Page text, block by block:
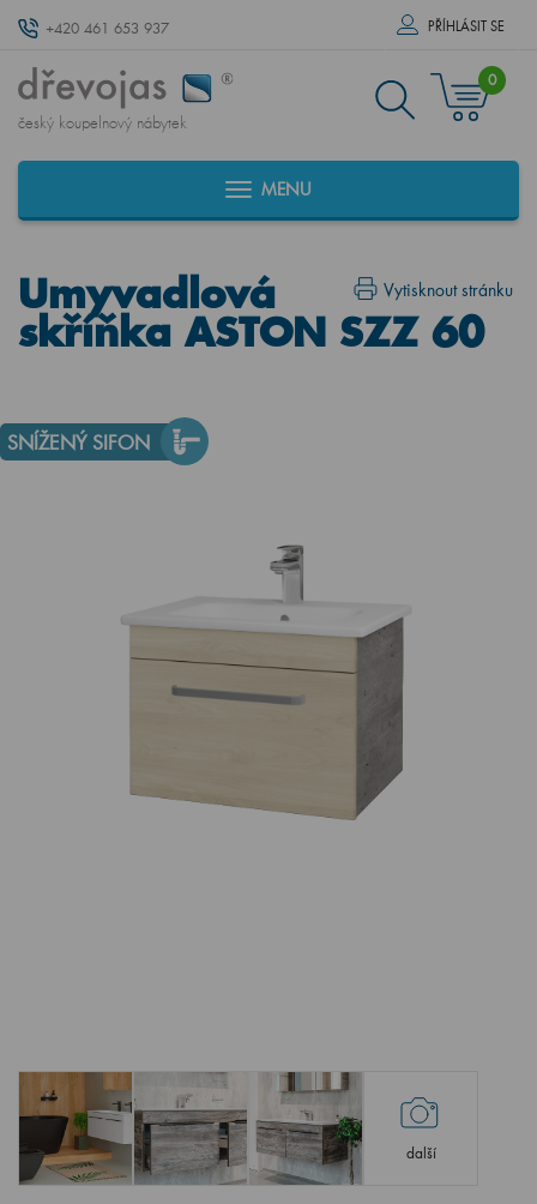
+420 461 653 937 PŘÍHLÁSIT SE
český koupelnový nábytek
0
MENU
Vytisknout stránku
Umyvadlová
skříňka ASTON SZZ 60
SNÍŽENÝ SIFON
další